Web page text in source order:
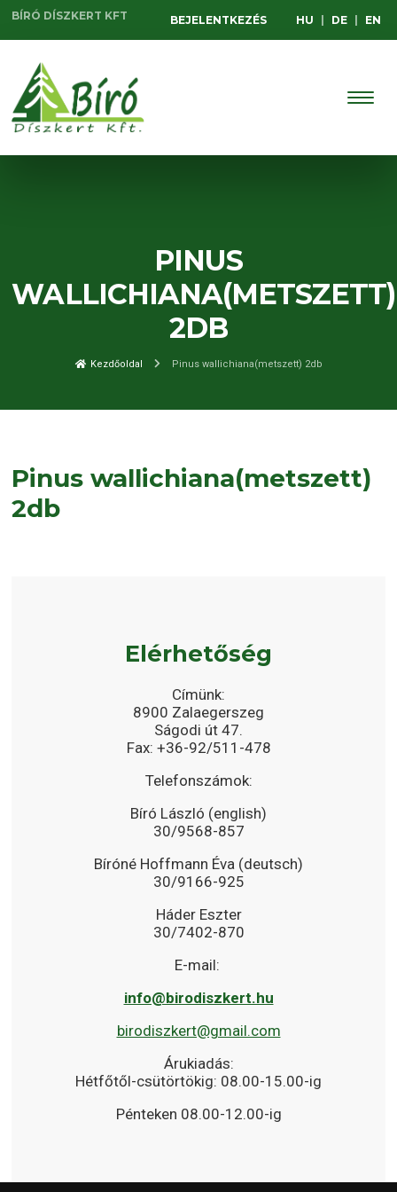
BÍRÓ DÍSZKERT KFT BEJELENTKEZÉS HU DE EN
PINUS
WALLICHIANA(METSZETT)
2DB
Kezdőoldal Pinus wallichiana(metszett) 2db
Pinus wallichiana(metszett)
2db
Elérhetőség
Címünk:
8900 Zalaegerszeg
Ságodi út 47.
Fax: +36-92/511-478
Telefonszámok:
Bíró László (english)
30/9568-857
Bíróné Hoffmann Éva (deutsch)
30/9166-925
Háder Eszter
30/7402-870
E-mail:
info@birodiszkert.hu
birodiszkert@gmail.com
Árukiadás:
Hétfőtől-csütörtökig: 08.00-15.00-ig
Pénteken 08.00-12.00-ig